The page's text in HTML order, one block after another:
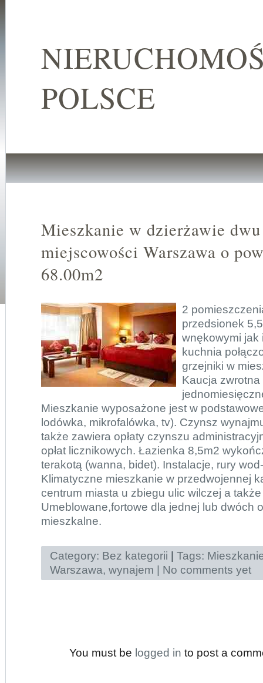
POLSCE
Mieszkanie w dzierżawie
miejscowości Warszawa o
68.00m2
2
przedsionek
wnękowymi jak
kuchnia
grzejniki w
Kaucja
Mieszkanie wyposażone jest w
lodówka, mikrofalówka, tv). Czynsz
także zawiera opłaty czynszu
opłat licznikowych. Łazienka 8,5m2
terakotą (wanna, bidet). Instalacje, rury
Klimatyczne mieszkanie w przedwojennej
centrum miasta u zbiegu ulic wilczej a
Umeblowane,fortowe dla jednej lub dwóch
mieszkalne.
Category: Bez kategorii Tags:
Warszawa, wynajem No comments yet
You must be logged in to post a